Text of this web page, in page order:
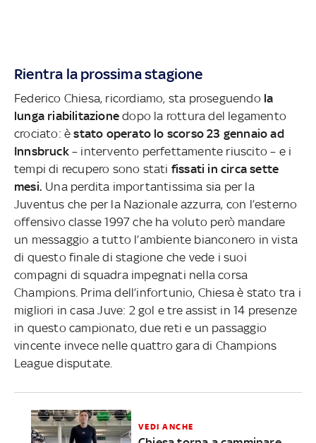
Rientra la prossima stagione
Federico Chiesa, ricordiamo, sta proseguendo la
lunga riabilitazione dopo la rottura del legamento
crociato: èstato operato lo scorso 23 gennaio ad
Innsbruck– intervento perfettamente riuscito – e i
tempi di recupero sono stati fissati in circa sette
mesi. Una perdita importantissima sia per la
Juventus che per la Nazionale azzurra, con l’esterno
offensivo classe 1997 che ha voluto però mandare
un messaggio a tutto l’ambiente bianconero in vista
di questo finale di stagione che vede i suoi
compagni di squadra impegnati nella corsa
Champions. Prima dell’infortunio, Chiesa è stato tra i
migliori in casa Juve: 2 gol e tre assist in 14 presenze
in questo campionato, due reti e un passaggio
vincente invece nelle quattro gara di Champions
League disputate.
VEDI ANCHE